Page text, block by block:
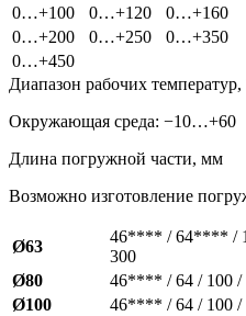
0…+100
0…+120
0…+160
0…+200
0…+250
0…+350
0…+450
Диапазон рабочих температур,
Окружающая среда: −10…+60
Длина погружной части, мм
Возможно изготовление
Ø63
46**** / 64**** /
300
Ø80
46**** / 64 / 100 /
Ø100
46**** / 64 / 100 /